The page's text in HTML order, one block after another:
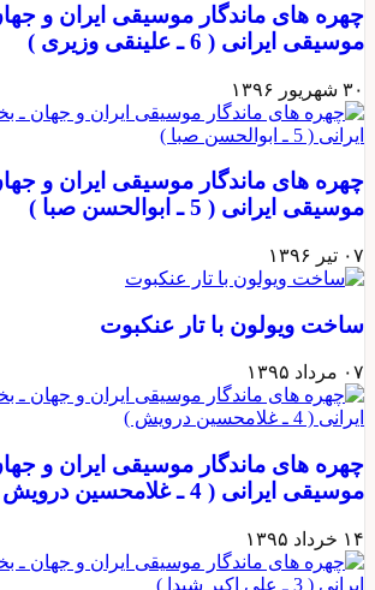
چهره های ماندگار موسیقی ایران و
موسیقی ایرانی ( 6 ـ علینقی وزیری )
۳۰ شهریور ۱۳۹۶
چهره های ماندگار موسیقی ایران و
موسیقی ایرانی ( 5 ـ ابوالحسن صبا )
۰۷ تیر ۱۳۹۶
ساخت ويولون با تار عنكبوت
۰۷ مرداد ۱۳۹۵
چهره های ماندگار موسیقی ایران و
موسیقی ایرانی ( 4 ـ غلامحسین درویش )
۱۴ خرداد ۱۳۹۵